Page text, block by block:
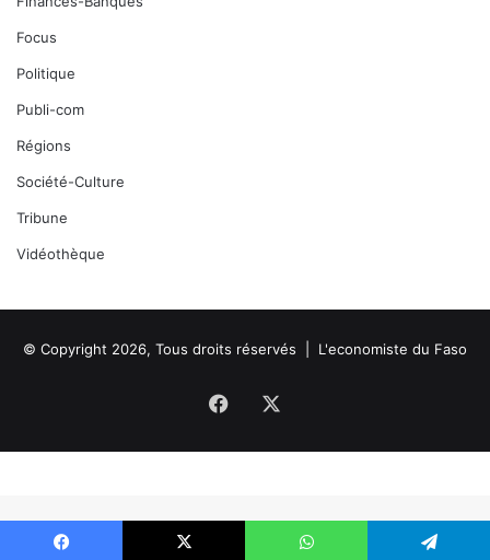
Focus
Politique
Publi-com
Régions
Société-Culture
Tribune
Vidéothèque
© Copyright 2026, Tous droits réservés | L'economiste du Faso
Facebook